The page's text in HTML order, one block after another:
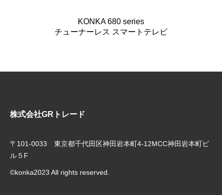
KONKA 680 series
チューナーレス スマートテレビ
株式会社GRトレード
〒101-0033 東京都千代田区神田岩本町4‐12MCC神田岩本町ビ
ル５F
©konka2023 All rights reserved.